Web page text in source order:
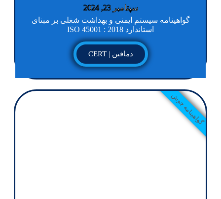
سپتامبر 23, 2024
گواهینامه سیستم ایمنی و بهداشت شغلی بر مبنای
استاندارد ISO 45001 : 2018
دمافین | CERT
گواهینامه جوش